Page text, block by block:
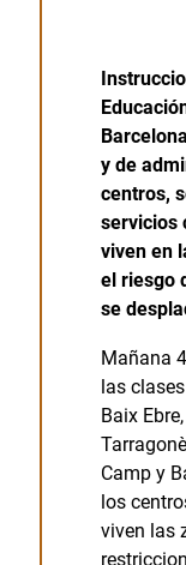
y de
centros,
servicios
viven en
el riesgo
se
Mañana
las
Baix
Camp y
los
viven las